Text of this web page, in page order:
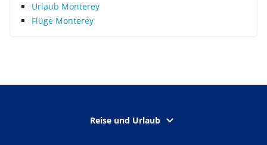
Urlaub Monterey
Flüge Monterey
Reise und Urlaub